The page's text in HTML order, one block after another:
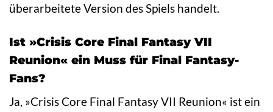
überarbeitete Version des Spiels handelt.
Ist »Crisis Core Final Fantasy VII
Reunion« ein Muss für Final Fantasy-
Fans?
Ja, »Crisis Core Final Fantasy VII Reunion« ist ein